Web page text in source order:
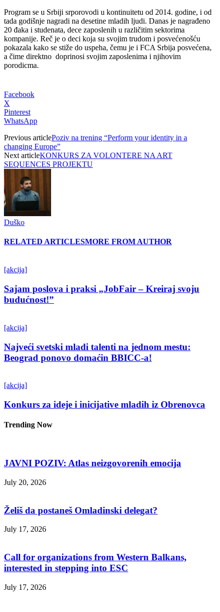
Program se u Srbiji srporovodi u kontinuitetu od 2014. godine, i od
tada godišnje nagradi na desetine mladih ljudi. Danas je nagrađeno
20 đaka i studenata, dece zaposlenih u različitim sektorima
kompanije. Reč je o deci koja su svojim trudom i posvećenošću
pokazala kako se stiže do uspeha, čemu je i FCA Srbija posvećena,
a čime direktno doprinosi svojim zaposlenima i njihovim
porodicma.
Facebook
X
Pinterest
WhatsApp
Previous articlePoziv na trening “Perform your identity in a
changing Europe”
Next articleKONKURS ZA VOLONTERE NA ART
SEQUENCES PROJEKTU
Duško
RELATED ARTICLESMORE FROM AUTHOR
[akcija]
Sajam poslova i praksi „JobFair – Kreiraj svoju
budućnost!”
[akcija]
Najveći svetski mladi talenti na jednom mestu:
Beograd ponovo domaćin BBICC-a!
[akcija]
Konkurs za ideje i inicijative mladih iz Obrenovca
Trending Now
JAVNI POZIV: Atlas neizgovorenih emocija
July 20, 2026
Želiš da postaneš Omladinski delegat?
July 17, 2026
Call for organizations from Western Balkans,
interested in stepping into ESC
July 17, 2026